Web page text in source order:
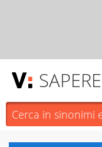
SAPERE